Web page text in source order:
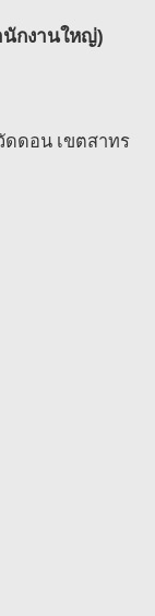
นักงานใหญ่)
ดดอน เขตสาทร